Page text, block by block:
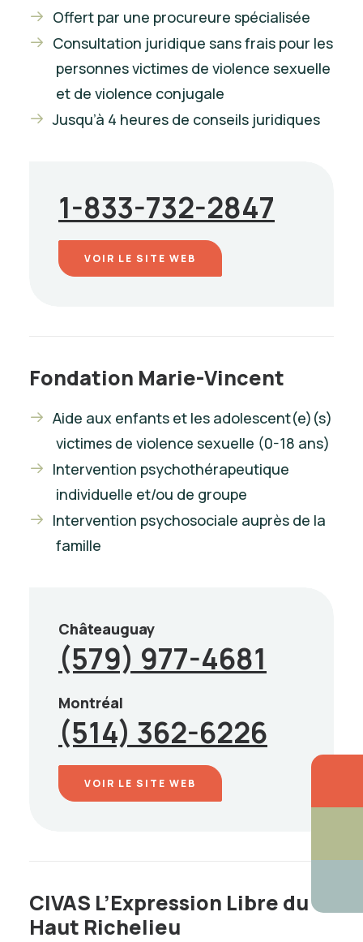
Offert par une procureure spécialisée
Consultation juridique sans frais pour les
personnes victimes de violence sexuelle
et de violence conjugale
Jusqu’à 4 heures de conseils juridiques
1-833-732-2847
VOIR LE SITE WEB
Fondation Marie-Vincent
Aide aux enfants et les adolescent(e)(s)
victimes de violence sexuelle (0-18 ans)
Intervention psychothérapeutique
individuelle et/ou de groupe
Intervention psychosociale auprès de la
famille
Châteauguay
(579) 977-4681
Montréal
(514) 362-6226
VOIR LE SITE WEB
CIVAS L’Expression Libre du
Haut Richelieu